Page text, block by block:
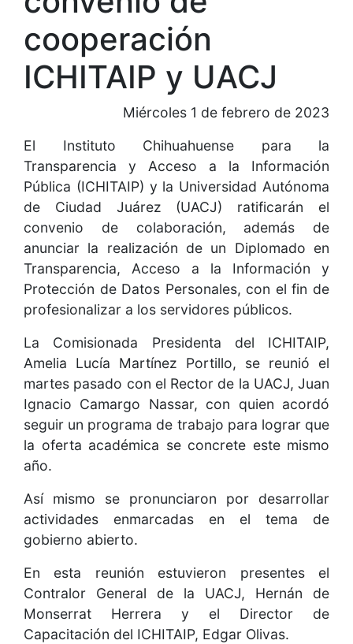
cooperación
ICHITAIP y UACJ
Miércoles 1 de febrero de 2023
El Instituto Chihuahuense para la
Transparencia y Acceso a la Información
Pública (ICHITAIP) y la Universidad Autónoma
de Ciudad Juárez (UACJ) ratificarán el
convenio de colaboración, además de
anunciar la realización de un Diplomado en
Transparencia, Acceso a la Información y
Protección de Datos Personales, con el fin de
profesionalizar a los servidores públicos.
La Comisionada Presidenta del ICHITAIP,
Amelia Lucía Martínez Portillo, se reunió el
martes pasado con el Rector de la UACJ, Juan
Ignacio Camargo Nassar, con quien acordó
seguir un programa de trabajo para lograr que
la oferta académica se concrete este mismo
año.
Así mismo se pronunciaron por desarrollar
actividades enmarcadas en el tema de
gobierno abierto.
En esta reunión estuvieron presentes el
Contralor General de la UACJ, Hernán de
Monserrat Herrera y el Director de
Capacitación del ICHITAIP, Edgar Olivas.